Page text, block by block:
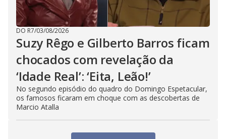
DO R7/03/08/2026
Suzy Rêgo e Gilberto Barros ficam
chocados com revelação da
‘Idade Real’: ‘Eita, Leão!’
No segundo episódio do quadro do Domingo Espetacular,
os famosos ficaram em choque com as descobertas de
Marcio Atalla